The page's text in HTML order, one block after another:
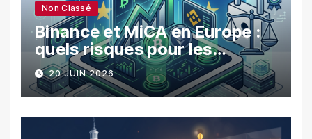
Non Classé
Binance et MiCA en Europe :
quels risques pour les
utilisateurs ?
20 JUIN 2026